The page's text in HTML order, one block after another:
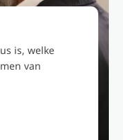
is, welke
van